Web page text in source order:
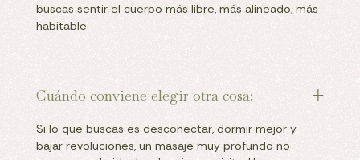
buscas sentir el cuerpo más libre, más alineado, más
habitable.
Cuándo conviene elegir otra cosa:
Si lo que buscas es desconectar, dormir mejor y
bajar revoluciones, un masaje muy profundo no